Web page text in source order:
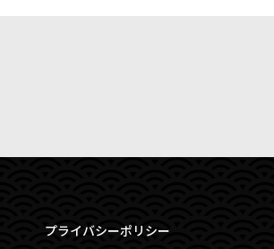
プライバシーポリシー